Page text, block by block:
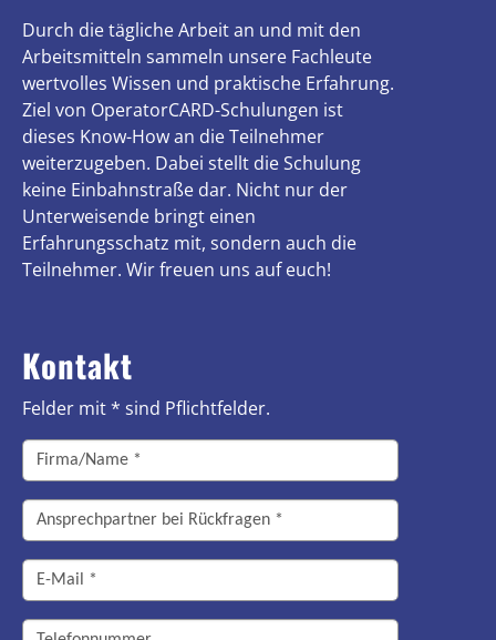
Durch die tägliche Arbeit an und mit den
Arbeitsmitteln sammeln unsere Fachleute
wertvolles Wissen und praktische Erfahrung.
Ziel von OperatorCARD-Schulungen ist
dieses Know-How an die Teilnehmer
weiterzugeben. Dabei stellt die Schulung
keine Einbahnstraße dar. Nicht nur der
Unterweisende bringt einen
Erfahrungsschatz mit, sondern auch die
Teilnehmer. Wir freuen uns auf euch!
Kontakt
Felder mit * sind Pflichtfelder.